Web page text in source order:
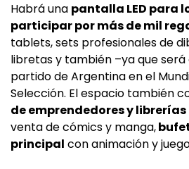
Habrá una pantalla LED para
participar por más de mil
tablets, sets profesionales de
libretas y también –ya que
partido de Argentina en el
Selección. El espacio también
de emprendedores y librerías
venta de cómics y manga,
principal con animación y